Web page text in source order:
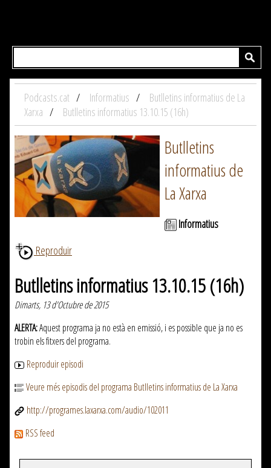
Podcasts.cat Informatius
Butlletins informatius de La
Xarxa
Butlletins informatius 13.10.15 (16h)
Butlletins
informatius de
La Xarxa
Informatius
Reproduir
Butlletins informatius 13.10.15 (16h)
Dimarts, 13 d'Octubre de 2015
ALERTA:Aquest programa ja no està en emissió, i es possible que ja no es
trobin els fitxers del programa.
Reproduir episodi
Veure més episodis del programa Butlletins informatius de La Xarxa
http://programes.laxarxa.com/audio/102011
RSS feed